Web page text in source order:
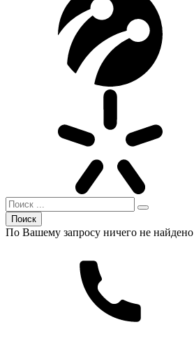
Поиск
По Вашему запросу ничего не найдено